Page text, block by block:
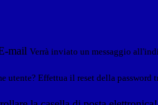
mail Verrà inviato un messaggio
utente? Effettua il reset della password